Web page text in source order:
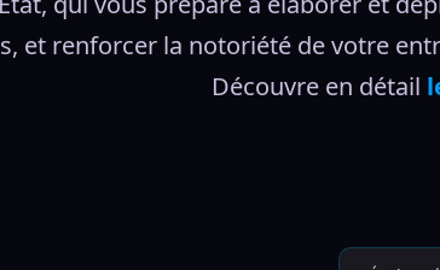
et renforcer la notoriété de votre
Découvre en détail